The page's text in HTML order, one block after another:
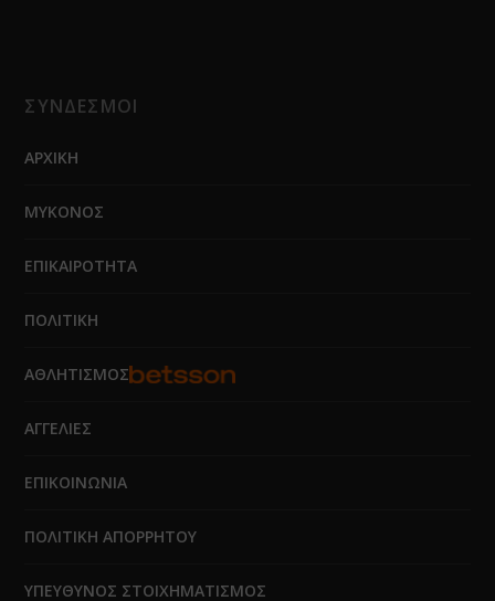
ΣΥΝΔΕΣΜΟΙ
ΑΡΧΙΚΗ
ΜΥΚΟΝΟΣ
ΕΠΙΚΑΙΡΟΤΗΤΑ
ΠΟΛΙΤΙΚΗ
ΑΘΛΗΤΙΣΜΟΣ
ΑΓΓΕΛΙΕΣ
ΕΠΙΚΟΙΝΩΝΙΑ
ΠΟΛΙΤΙΚΗ ΑΠΟΡΡΗΤΟΥ
ΥΠΕΥΘΥΝΟΣ ΣΤΟΙΧΗΜΑΤΙΣΜΟΣ